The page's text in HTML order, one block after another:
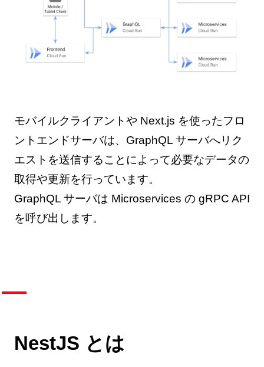
モバイルクライアントや Next.js を使ったフロ
ントエンドサーバは、GraphQL サーバへリク
エストを送信することによって必要なデータの
取得や更新を行っています。
GraphQL サーバは Microservices の gRPC API
を呼び出します。
NestJS とは